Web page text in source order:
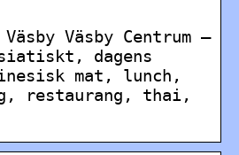
Väsby Centrum –
dagens
mat, lunch,
restaurang, thai,